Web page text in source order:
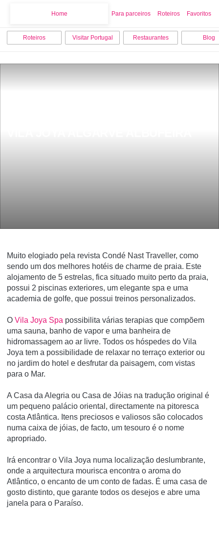
Home Para parceiros Roteiros Favoritos
Roteiros Visitar Portugal Restaurantes Blog
Muito elogiado pela revista Condé Nast Traveller, como
sendo um dos melhores hotéis de charme de praia. Este
alojamento de 5 estrelas, fica situado muito perto da praia,
possui 2 piscinas exteriores, um elegante spa e uma
academia de golfe, que possui treinos personalizados.
O Vila Joya Spa possibilita várias terapias que compõem
uma sauna, banho de vapor e uma banheira de
hidromassagem ao ar livre. Todos os hóspedes do Vila
Joya tem a possibilidade de relaxar no terraço exterior ou
no jardim do hotel e desfrutar da paisagem, com vistas
para o Mar.
A Casa da Alegria ou Casa de Jóias na tradução original é
um pequeno palácio oriental, directamente na pitoresca
costa Atlântica. Itens preciosos e valiosos são colocados
numa caixa de jóias, de facto, um tesouro é o nome
apropriado.
Irá encontrar o Vila Joya numa localização deslumbrante,
onde a arquitectura mourisca encontra o aroma do
Atlântico, o encanto de um conto de fadas. É uma casa de
gosto distinto, que garante todos os desejos e abre uma
janela para o Paraíso.